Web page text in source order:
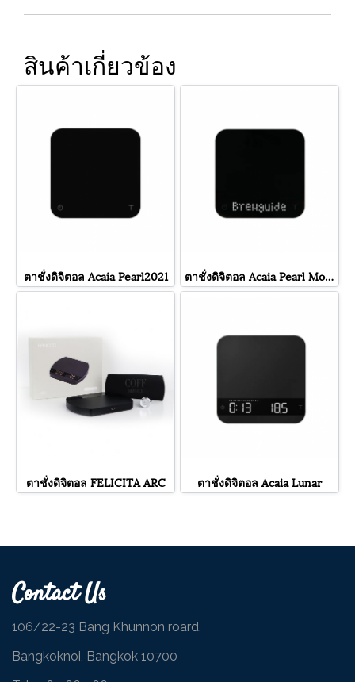
สินค้าเกี่ยวข้อง
ตาชั่งดิจิตอล Acaia Pearl2021 ตาชั่งดิจิตอล Acaia Pearl Model S
ตาชั่งดิจิตอล FELICITA ARC ตาชั่งดิจิตอล Acaia Lunar
Contact Us
106/22-23 Bang Khunnon roard,
Bangkoknoi, Bangkok 10700